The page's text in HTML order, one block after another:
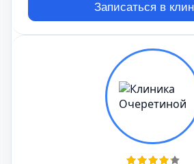
Записаться в